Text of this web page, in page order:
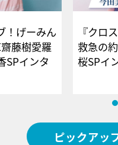
！げーみん
藤樹愛羅
SPインタ
『クロ
救急の
桜SP
ピックアッ